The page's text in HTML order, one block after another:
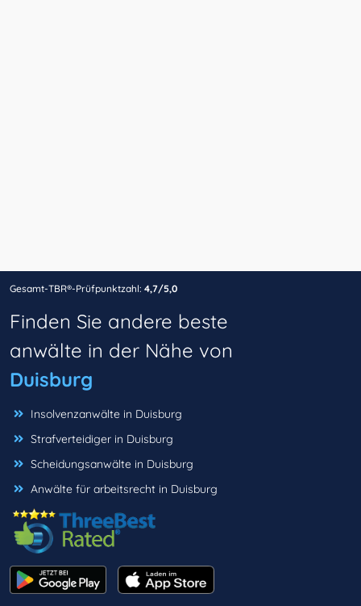
Gesamt-TBR®-Prüfpunktzahl: 4,7/5,0
Finden Sie andere beste
anwälte in der Nähe von
Duisburg
Insolvenzanwälte in Duisburg
Strafverteidiger in Duisburg
Scheidungsanwälte in Duisburg
Anwälte für arbeitsrecht in Duisburg